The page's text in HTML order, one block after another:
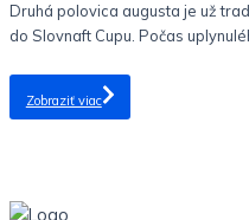
Druhá polovica augusta je už
do Slovnaft Cupu. Počas
Zobraziť viac